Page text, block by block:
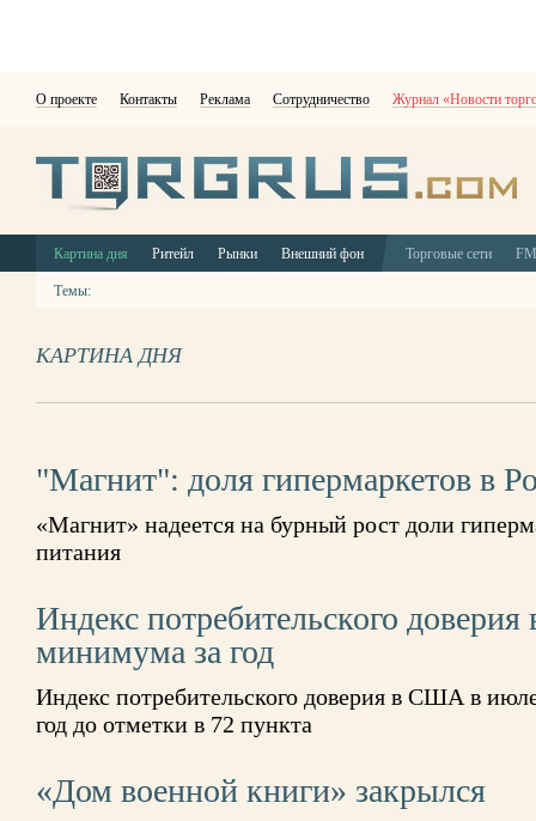
О проекте Контакты Реклама Сотрудничество Журнал «Новости
Картина дня Ритейл Рынки Внешний фон Торговые сети
Темы:
КАРТИНА ДНЯ
"Магнит": доля гипермаркетов в
«Магнит» надеется на бурный рост доли
питания
Индекс потребительского
минимума за год
Индекс потребительского доверия в США в
год до отметки в 72 пункта
«Дом военной книги» закрылся